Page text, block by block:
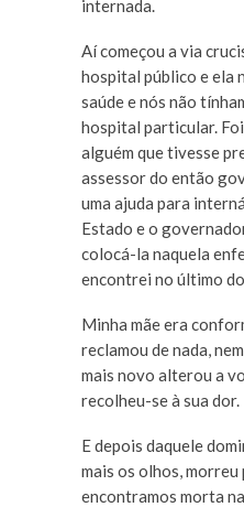
internada.
Aí começou a via
hospital público e ela
saúde e nós não
hospital particular.
alguém que tivesse
assessor do então
uma ajuda para
Estado e o
colocá-la naquela
encontrei no último
Minha mãe era
reclamou de nada,
mais novo alterou a
recolheu-se à sua dor.
E depois daquele
mais os olhos, morreu
encontramos morta